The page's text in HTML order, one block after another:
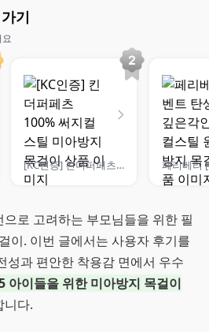
기
[KC인증] 킨더퍼페츠 100% 써지컬 스틸 미아방지 목걸이
로 고려하는 부모님들을 위한 필
이. 이번 글에서는 사용자 후기를
성과 편안한 착용감 면에서 우수
아이들을 위한 미아방지 목걸이
니다.